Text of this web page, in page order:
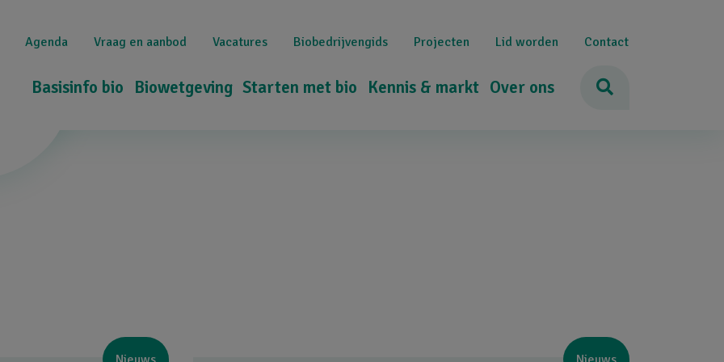
naar
inhoud
Hoofdnavigatie
Basisinfo bio Biowetgeving Starten met bio Kennis & markt Over ons
Top
Agenda Vraag en aanbod Vacatures Biobedrijvengids Projecten Lid worden Contact